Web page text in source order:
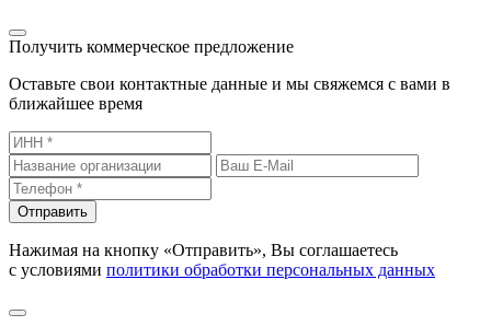
Получить коммерческое предложение
Оставьте свои контактные данные и мы свяжемся с вами в
ближайшее время
Отправить
Нажимая на кнопку «Отправить», Вы соглашаетесь
с условиями политики обработки персональных данных